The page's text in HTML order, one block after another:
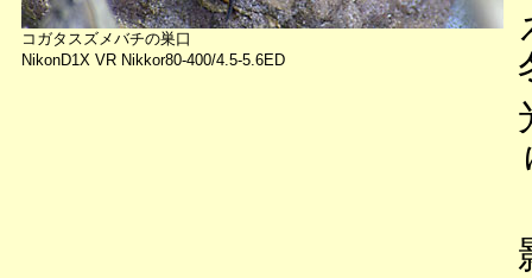
コガタスズメバチの巣口
NikonD1X VR Nikkor80-400/4.5-5.6ED